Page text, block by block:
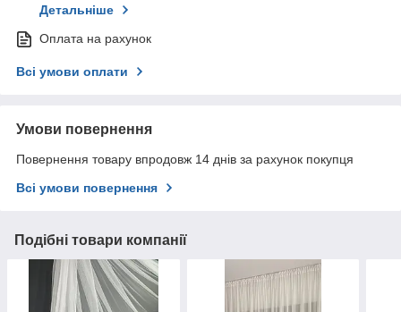
Детальніше
Оплата на рахунок
Всі умови оплати
Умови повернення
Повернення товару впродовж 14 днів за рахунок покупця
Всі умови повернення
Подібні товари компанії